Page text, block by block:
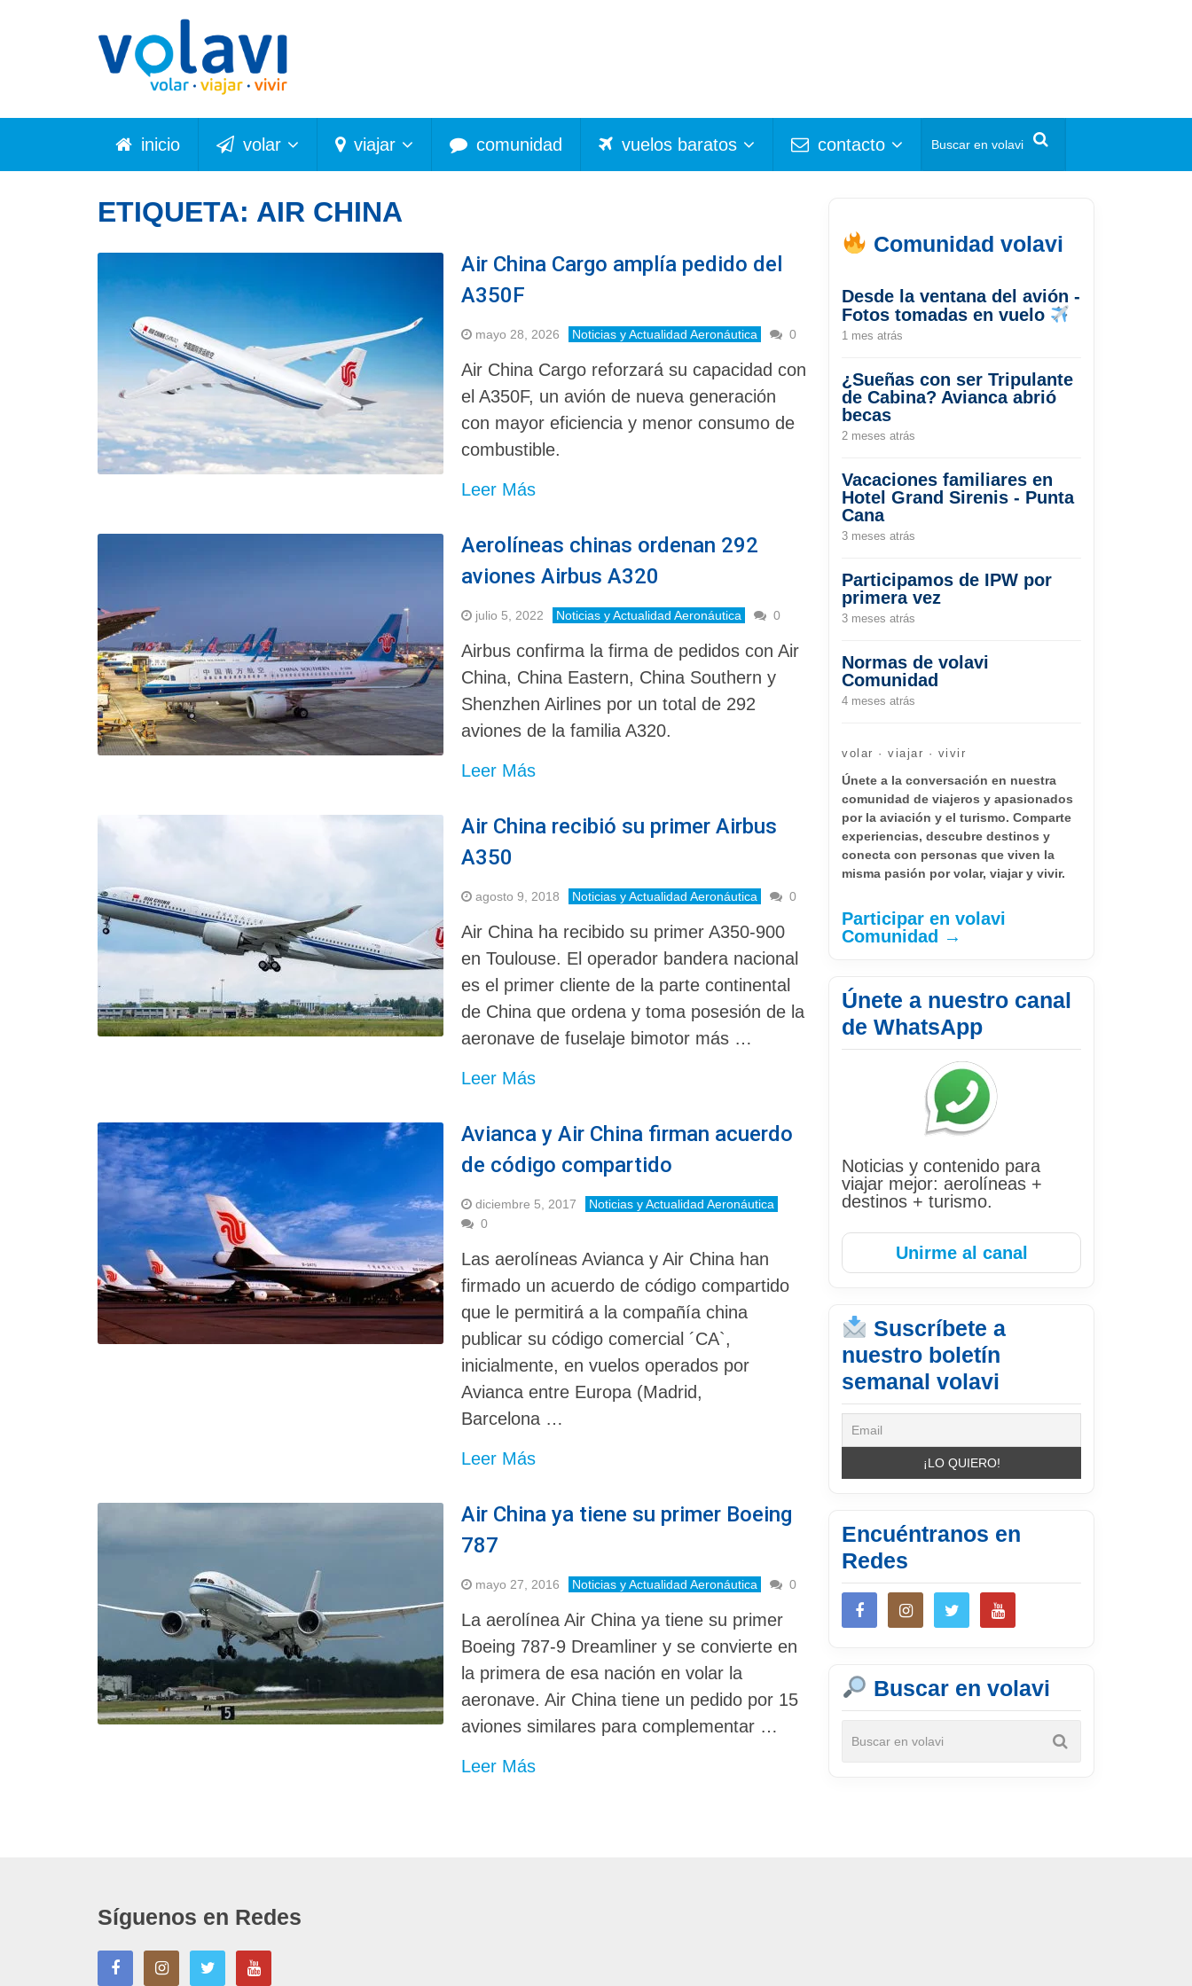
inicio volar viajar comunidad vuelos baratos contacto
ETIQUETA: AIR CHINA
Air China Cargo amplía pedido del
A350F
mayo 28, 2026 Noticias y Actualidad Aeronáutica 0
Air China Cargo reforzará su capacidad con
el A350F, un avión de nueva generación
con mayor eficiencia y menor consumo de
combustible.
Leer Más
Aerolíneas chinas ordenan 292
aviones Airbus A320
julio 5, 2022 Noticias y Actualidad Aeronáutica 0
Airbus confirma la firma de pedidos con Air
China, China Eastern, China Southern y
Shenzhen Airlines por un total de 292
aviones de la familia A320.
Leer Más
Air China recibió su primer Airbus
A350
agosto 9, 2018 Noticias y Actualidad Aeronáutica 0
Air China ha recibido su primer A350-900
en Toulouse. El operador bandera nacional
es el primer cliente de la parte continental
de China que ordena y toma posesión de la
aeronave de fuselaje bimotor más …
Leer Más
Avianca y Air China firman acuerdo
de código compartido
diciembre 5, 2017
Noticias y Actualidad Aeronáutica
0
Las aerolíneas Avianca y Air China han
firmado un acuerdo de código compartido
que le permitirá a la compañía china
publicar su código comercial ´CA`,
inicialmente, en vuelos operados por
Avianca entre Europa (Madrid,
Barcelona …
Leer Más
Air China ya tiene su primer Boeing
787
mayo 27, 2016 Noticias y Actualidad Aeronáutica 0
La aerolínea Air China ya tiene su primer
Boeing 787-9 Dreamliner y se convierte en
la primera de esa nación en volar la
aeronave. Air China tiene un pedido por 15
aviones similares para complementar …
Leer Más
Comunidad volavi
Desde la ventana del avión -
Fotos tomadas en vuelo
1 mes atrás
¿Sueñas con ser Tripulante
de Cabina? Avianca abrió
becas
2 meses atrás
Vacaciones familiares en
Hotel Grand Sirenis - Punta
Cana
3 meses atrás
Participamos de IPW por
primera vez
3 meses atrás
Normas de volavi
Comunidad
4 meses atrás
volar · viajar · vivir
Únete a la conversación en nuestra
comunidad de viajeros y apasionados
por la aviación y el turismo. Comparte
experiencias, descubre destinos y
conecta con personas que viven la
misma pasión por volar, viajar y vivir.
Participar en volavi
Comunidad →
Únete a nuestro canal
de WhatsApp
Noticias y contenido para
viajar mejor: aerolíneas +
destinos + turismo.
Unirme al canal
Suscríbete a
nuestro boletín
semanal volavi
Encuéntranos en
Redes
Buscar en volavi
Síguenos en Redes